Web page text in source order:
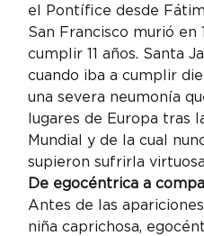
el Pontífice desde
San Francisco murió en
cumplir 11 años. Santa
cuando iba a cumplir
una severa neumonía
lugares de Europa tras
Mundial y de la cual
supieron sufrirla
De egocéntrica a
Antes de las
niña caprichosa,